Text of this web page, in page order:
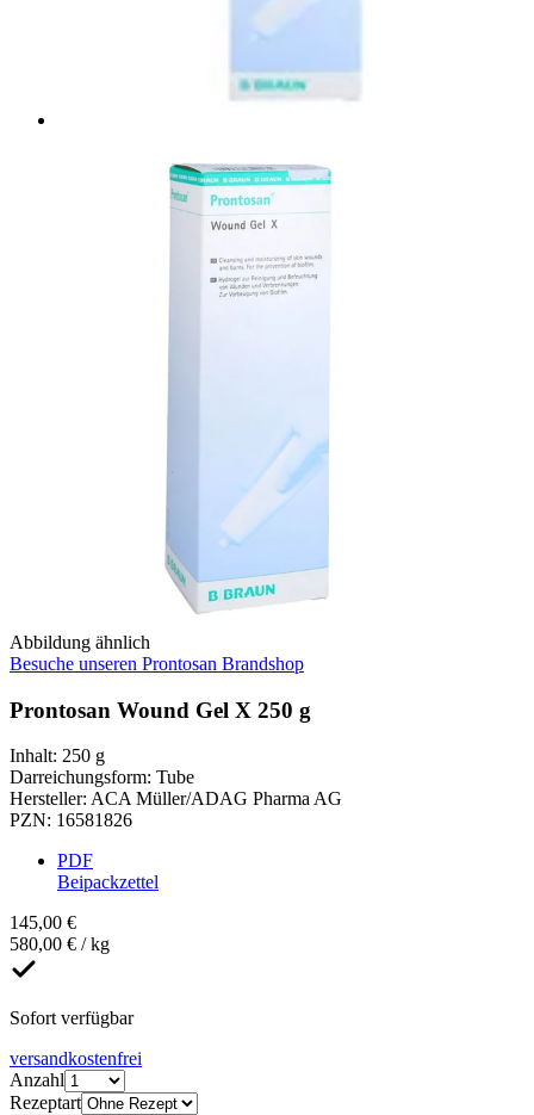
Abbildung ähnlich
Besuche unseren Prontosan Brandshop
Prontosan Wound Gel X 250 g
Inhalt: 250 g
Darreichungsform: Tube
Hersteller: ACA Müller/ADAG Pharma AG
PZN: 16581826
PDF
Beipackzettel
145,00 €
580,00 € / kg
Sofort verfügbar
versandkostenfrei
Anzahl
Rezeptart